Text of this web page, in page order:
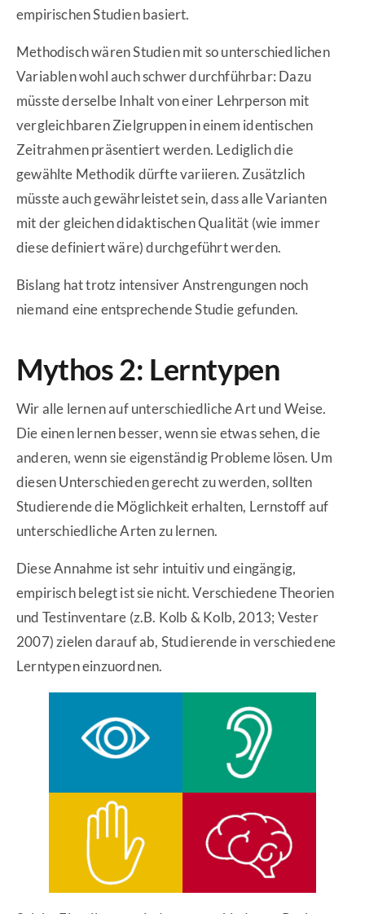
empirischen Studien basiert.
Methodisch wären Studien mit so unterschiedlichen
Variablen wohl auch schwer durchführbar: Dazu
müsste derselbe Inhalt von einer Lehrperson mit
vergleichbaren Zielgruppen in einem identischen
Zeitrahmen präsentiert werden. Lediglich die
gewählte Methodik dürfte variieren. Zusätzlich
müsste auch gewährleistet sein, dass alle Varianten
mit der gleichen didaktischen Qualität (wie immer
diese definiert wäre) durchgeführt werden.
Bislang hat trotz intensiver Anstrengungen noch
niemand eine entsprechende Studie gefunden.
Mythos 2: Lerntypen
Wir alle lernen auf unterschiedliche Art und Weise.
Die einen lernen besser, wenn sie etwas sehen, die
anderen, wenn sie eigenständig Probleme lösen. Um
diesen Unterschieden gerecht zu werden, sollten
Studierende die Möglichkeit erhalten, Lernstoff auf
unterschiedliche Arten zu lernen.
Diese Annahme ist sehr intuitiv und eingängig,
empirisch belegt ist sie nicht. Verschiedene Theorien
und Testinventare (z.B. Kolb & Kolb, 2013; Vester
2007) zielen darauf ab, Studierende in verschiedene
Lerntypen einzuordnen.